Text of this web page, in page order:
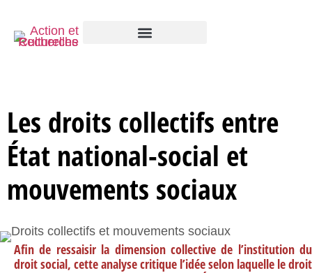
Les droits collectifs entre
État national-social et
mouvements sociaux
Afin de ressaisir la dimension collective de l’institution du
droit social, cette analyse critique l’idée selon laquelle le droit